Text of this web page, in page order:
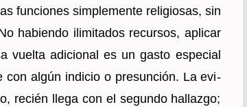
fun­cio­nes sim­ple­men­te re­li­gio­sas, sin
ha­bien­do ili­mi­ta­dos re­cur­sos, apli­car
vuel­ta adi­cio­nal es un gasto es­pe­cial
con algún in­di­cio o pre­sun­ción. La evi­
re­cién llega con el se­gun­do ha­llaz­go;